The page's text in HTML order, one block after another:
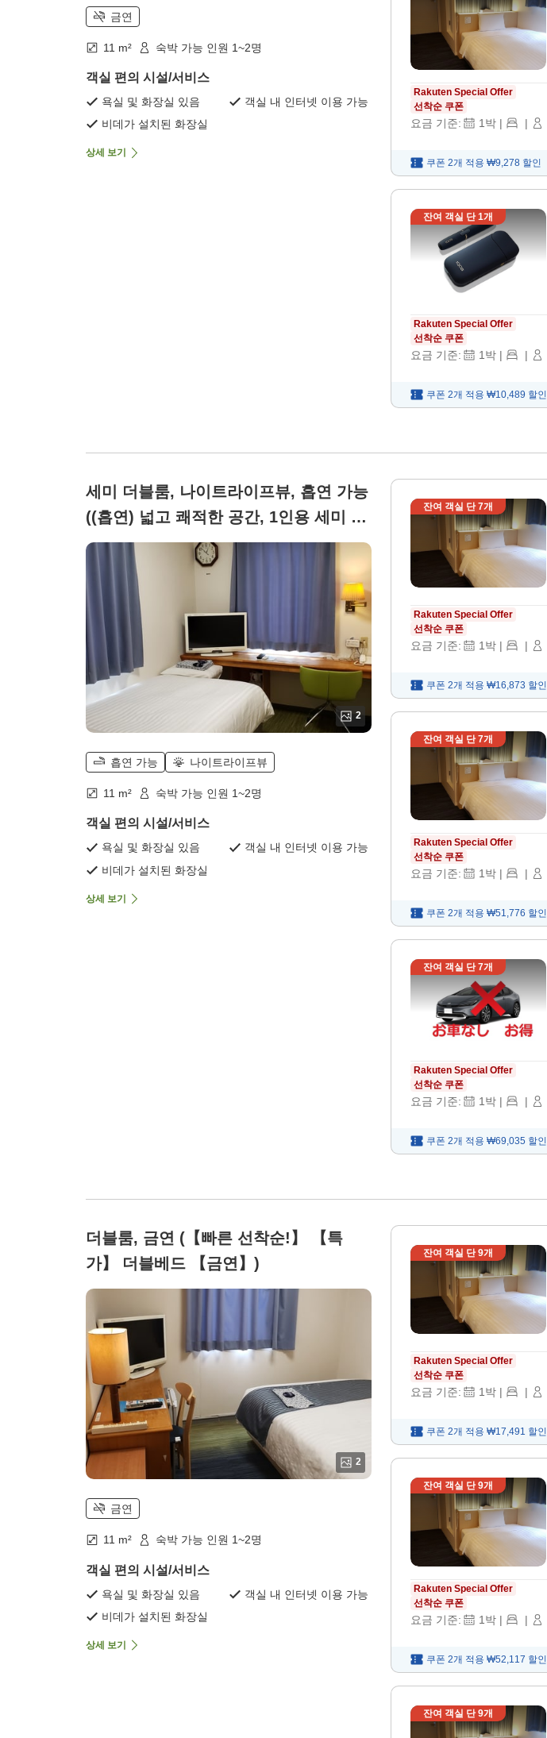
금연
11 m² 숙박 가능 인원 1~2명
객실 편의 시설/서비스
욕실 및 화장실 있음
객실 내 인터넷 이용 가능
비데가 설치된 화장실
상세 보기
Rakuten Special Offer
선착순 쿠폰
요금 기준: 1박 | |
쿠폰 2개 적용 ₩9,278 할인
잔여 객실 단1개
Rakuten Special Offer
선착순 쿠폰
요금 기준: 1박 | |
쿠폰 2개 적용 ₩10,489 할인
세미 더블룸, 나이트라이프뷰, 흡연 가능
((흡연) 넓고 쾌적한 공간, 1인용 세미 더
블룸)
2
흡연 가능 나이트라이프뷰
11 m² 숙박 가능 인원 1~2명
객실 편의 시설/서비스
욕실 및 화장실 있음
객실 내 인터넷 이용 가능
비데가 설치된 화장실
상세 보기
잔여 객실 단7개
Rakuten Special Offer
선착순 쿠폰
요금 기준: 1박 | |
쿠폰 2개 적용 ₩16,873 할인
잔여 객실 단7개
Rakuten Special Offer
선착순 쿠폰
요금 기준: 1박 | |
쿠폰 2개 적용 ₩51,776 할인
잔여 객실 단7개
Rakuten Special Offer
선착순 쿠폰
요금 기준: 1박 | |
쿠폰 2개 적용 ₩69,035 할인
더블룸, 금연 (【빠른 선착순!】 【특
가】 더블베드 【금연】)
2
금연
11 m² 숙박 가능 인원 1~2명
객실 편의 시설/서비스
욕실 및 화장실 있음
객실 내 인터넷 이용 가능
비데가 설치된 화장실
상세 보기
잔여 객실 단9개
Rakuten Special Offer
선착순 쿠폰
요금 기준: 1박 | |
쿠폰 2개 적용 ₩17,491 할인
잔여 객실 단9개
Rakuten Special Offer
선착순 쿠폰
요금 기준: 1박 | |
쿠폰 2개 적용 ₩52,117 할인
잔여 객실 단9개